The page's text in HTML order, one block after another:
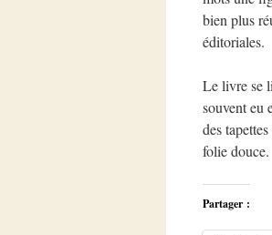
bien plus
éditoriales.
Le livre se
souvent eu
des
folie douce.
Partager :